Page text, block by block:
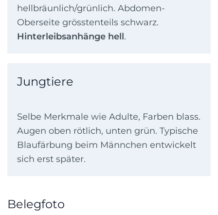
hellbräunlich/grünlich. Abdomen-
Oberseite grösstenteils schwarz.
Hinterleibsanhänge hell.
Jungtiere
Selbe Merkmale wie Adulte, Farben blass.
Augen oben rötlich, unten grün. Typische
Blaufärbung beim Männchen entwickelt
sich erst später.
Belegfoto